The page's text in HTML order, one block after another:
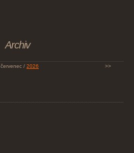
Archiv
červenec / 2026 >>